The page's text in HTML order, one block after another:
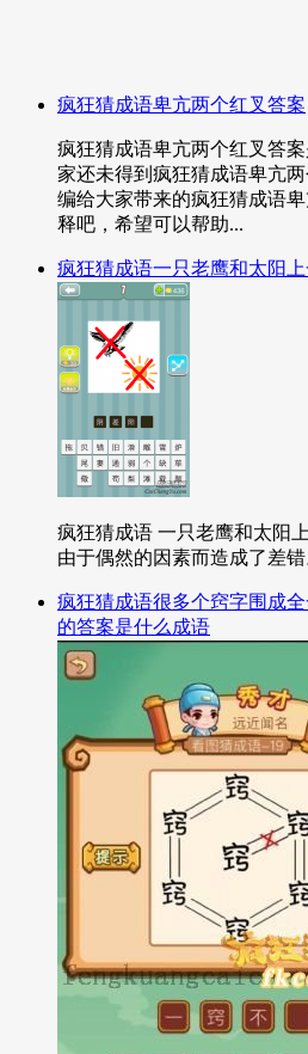
疯狂猜成语卑亢两个红叉答案
疯狂猜成语卑亢两个红叉答
家还未得到疯狂猜成语卑亢
编给大家带来的疯狂猜成语
释吧，希望可以帮助...
疯狂猜成语一只老鹰和太阳
疯狂猜成语 一只老鹰和太阳
由于偶然的因素而造成了差错
疯狂猜成语很多个窍字围成
的答案是什么成语